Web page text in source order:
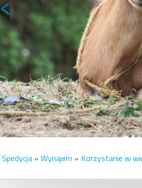
Spedycja » Wynajem » Korzystanie w